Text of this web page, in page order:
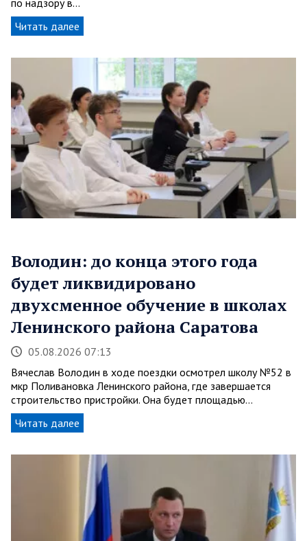
Читать далее
Володин: до конца этого года
будет ликвидировано
двухсменное обучение в школах
Ленинского района Саратова
05.08.2026 07:13
Вячеслав Володин в ходе поездки осмотрел школу №52 в
мкр Поливановка Ленинского района, где завершается
строительство пристройки. Она будет площадью…
Читать далее